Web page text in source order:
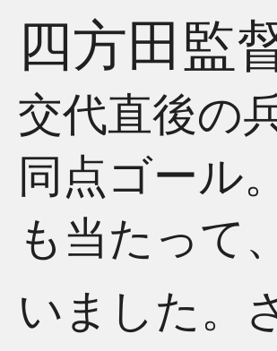
四方田監
交代直後の
同点ゴール
も当たって
いました。